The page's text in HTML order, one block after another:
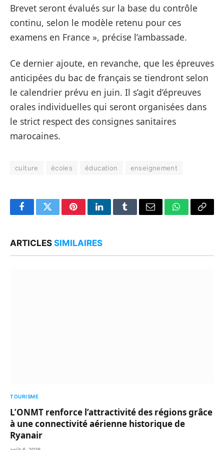
Brevet seront évalués sur la base du contrôle
continu, selon le modèle retenu pour ces
examens en France », précise l’ambassade.
Ce dernier ajoute, en revanche, que les épreuves
anticipées du bac de français se tiendront selon
le calendrier prévu en juin. Il s’agit d’épreuves
orales individuelles qui seront organisées dans
le strict respect des consignes sanitaires
marocaines.
culture écoles éducation enseignement
FacebookTwitterPinterestLinkedInTumblrEmail WhatsApp
Copy
ARTICLES SIMILAIRES
TOURISME
L’ONMT renforce l’attractivité des régions grâce
à une connectivité aérienne historique de
Ryanair